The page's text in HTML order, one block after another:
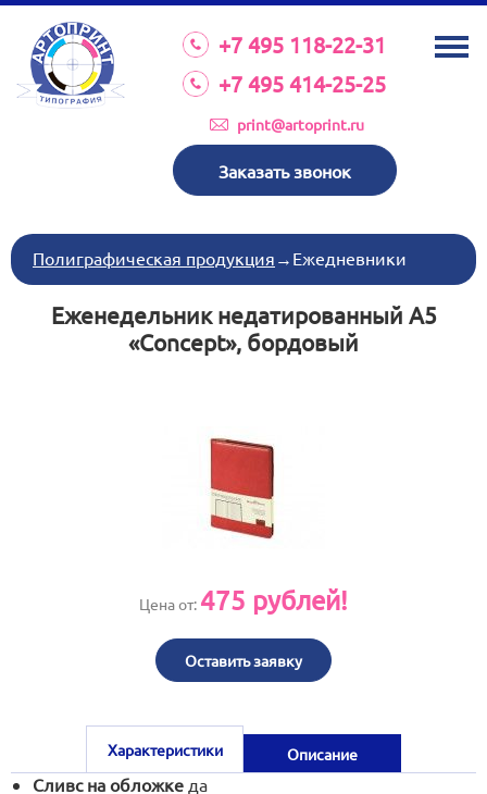
+7 495 118-22-31
+7 495 414-25-25
print@artoprint.ru
Заказать звонок
О КОМПАНИИ
УСЛУГИ
КАТАЛОГ
ТРЕБОВАНИЯ К МАКЕТАМ
НОВОСТИ
ИНВЕСТИЦИИ
КОНТАКТЫ
пн-пт 8:30 17:00
Полиграфическая продукция → Ежедневники
Еженедельник недатированный А5
«Concept», бордовый
Цена от: 475 рублей!
Оставить заявку
Характеристики Описание
Сливс на обложке да